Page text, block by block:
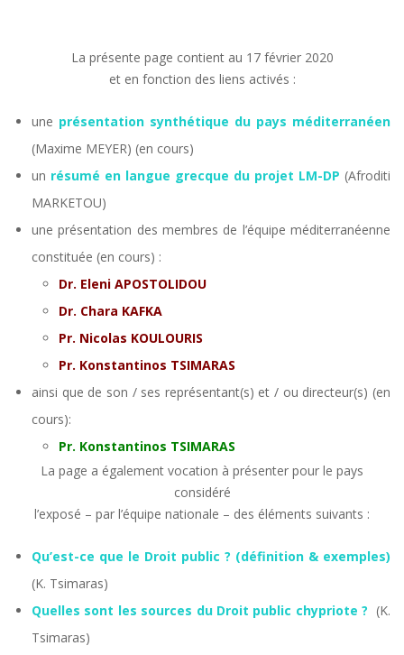
La présente page contient au 17 février 2020
et en fonction des liens activés :
une présentation synthétique du pays méditerranéen
(Maxime MEYER) (en cours)
un résumé en langue grecque du projet LM-DP (Afroditi
MARKETOU)
une présentation des membres de l’équipe méditerranéenne
constituée (en cours) :
Dr. Eleni APOSTOLIDOU
Dr. Chara KAFKA
Pr. Nicolas KOULOURIS
Pr. Konstantinos TSIMARAS
ainsi que de son / ses représentant(s) et / ou directeur(s) (en
cours):
Pr. Konstantinos TSIMARAS
La page a également vocation à présenter pour le pays
considéré
l’exposé – par l’équipe nationale – des éléments suivants :
Qu’est-ce que le Droit public ? (définition & exemples)
(K. Tsimaras)
Quelles sont les sources du Droit public chypriote ? (K.
Tsimaras)